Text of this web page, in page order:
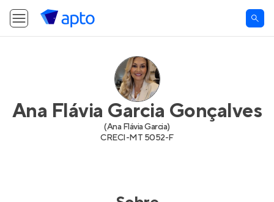
Ana Flávia Garcia Gonçalves
(Ana Flávia Garcia)
CRECI-MT 5052-F